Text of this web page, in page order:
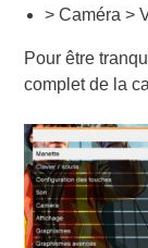
> Caméra >
Pour être
complet de la